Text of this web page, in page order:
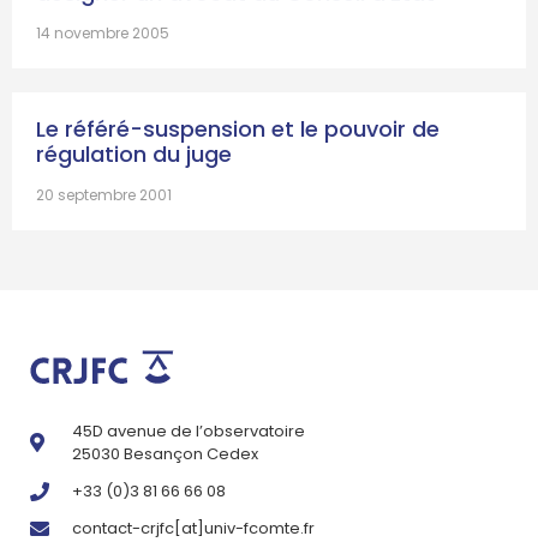
14 novembre 2005
Le référé-suspension et le pouvoir de
régulation du juge
20 septembre 2001
45D avenue de l’observatoire
25030 Besançon Cedex
+33 (0)3 81 66 66 08
contact-crjfc[at]univ-fcomte.fr